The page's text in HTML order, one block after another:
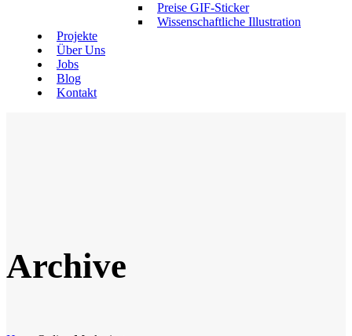
Preise GIF-Sticker
Wissenschaftliche Illustration
Projekte
Über Uns
Jobs
Blog
Kontakt
Archive